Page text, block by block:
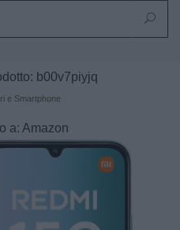
b00v7piyjq
e Smartphone
a: Amazon